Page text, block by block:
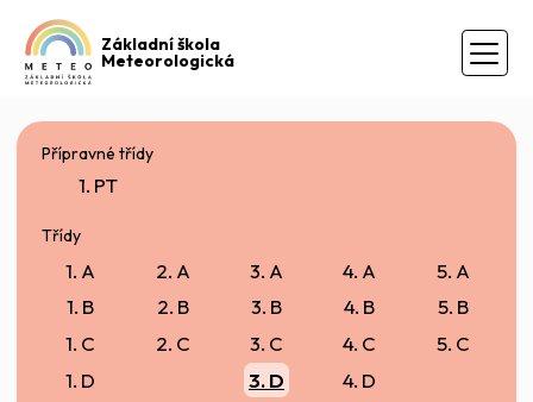
Základní škola
Meteorologická
Přípravné třídy
1. PT
Třídy
1. A
1. B
1. C
1. D
2. A
2. B
2. C
3. A
3. B
3. C
3. D
4. A
4. B
4. C
4. D
5. A
5. B
5. C